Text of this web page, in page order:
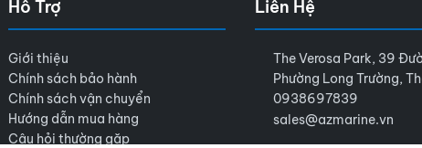
Hỗ Trợ
Giới thiệu
Chính sách bảo hành
Chính sách vận chuyển
Hướng dẫn mua hàng
Câu hỏi thường gặp
Liên Hệ
The Verosa Park, 39
Phường Long Trường,
0938697839
sales@azmarine.vn